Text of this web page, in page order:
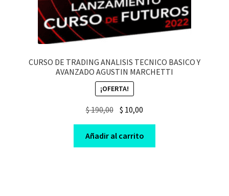
CURSO DE TRADING ANALISIS TECNICO BASICO Y
AVANZADO AGUSTIN MARCHETTI
¡OFERTA!
$190,00 Original
price
was:
$ 190,00.
$ 10,00
price
is:
$ 10,00.
Añadir al carrito